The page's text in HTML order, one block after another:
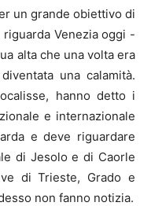
un grande obiettivo di
Venezia oggi -
alta che una volta era
una calamità.
hanno detto i
e internazionale
e deve riguardare
di Jesolo e di Caorle
di Trieste, Grado e
non fanno notizia.